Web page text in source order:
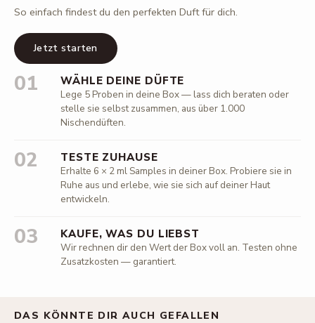
So einfach findest du den perfekten Duft für dich.
Jetzt starten
01 WÄHLE DEINE DÜFTE
Lege 5 Proben in deine Box — lass dich beraten oder
stelle sie selbst zusammen, aus über 1.000
Nischendüften.
02 TESTE ZUHAUSE
Erhalte 6 × 2 ml Samples in deiner Box. Probiere sie in
Ruhe aus und erlebe, wie sie sich auf deiner Haut
entwickeln.
03 KAUFE, WAS DU LIEBST
Wir rechnen dir den Wert der Box voll an. Testen ohne
Zusatzkosten — garantiert.
DAS KÖNNTE DIR AUCH GEFALLEN